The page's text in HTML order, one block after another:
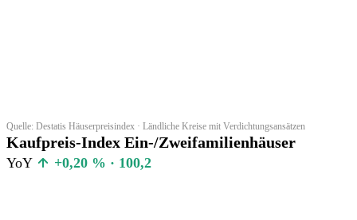
Quelle: Destatis Häuserpreisindex · Ländliche Kreise mit Verdichtungsansätzen
Kaufpreis-Index Ein-/Zweifamilienhäuser
YoY +0,20 % · 100,2